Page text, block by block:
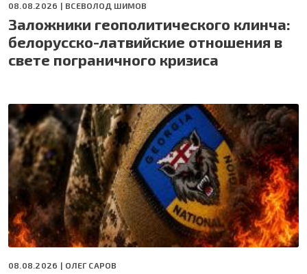
08.08.2026 | ВСЕВОЛОД ШИМОВ
Заложники геополитического клинча:
белорусско-латвийские отношения в
свете пограничного кризиса
08.08.2026 | ОЛЕГ САРОВ